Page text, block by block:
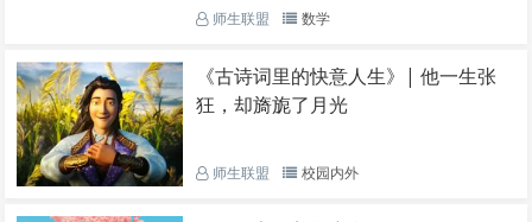
师生联盟 数学
《古诗词里的快意人生》| 他一生张
狂，却旖旎了月光
师生联盟 校园内外